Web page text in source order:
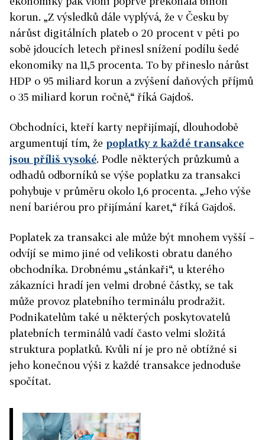
korun. „Z výsledků dále vyplývá, že v Česku by
nárůst digitálních plateb o 20 procent v pěti po
sobě jdoucích letech přinesl snížení podílu šedé
ekonomiky na 11,5 procenta. To by přineslo nárůst
HDP o 95 miliard korun a zvýšení daňových příjmů
o 35 miliard korun ročně,“ říká Gajdoš.
Obchodníci, kteří karty nepřijímají, dlouhodobě
argumentují tím, že poplatky z každé transakce
jsou příliš vysoké. Podle některých průzkumů a
odhadů odborníků se výše poplatku za transakci
pohybuje v průměru okolo 1,6 procenta. „Jeho výše
není bariérou pro přijímání karet,“ říká Gajdoš.
Poplatek za transakci ale může být mnohem vyšší –
odvíjí se mimo jiné od velikosti obratu daného
obchodníka. Drobnému „stánkaři“, u kterého
zákazníci hradí jen velmi drobné částky, se tak
může provoz platebního terminálu prodražit.
Podnikatelům také u některých poskytovatelů
platebních terminálů vadí často velmi složitá
struktura poplatků. Kvůli ní je pro ně obtížné si
jeho konečnou výši z každé transakce jednoduše
spočítat.